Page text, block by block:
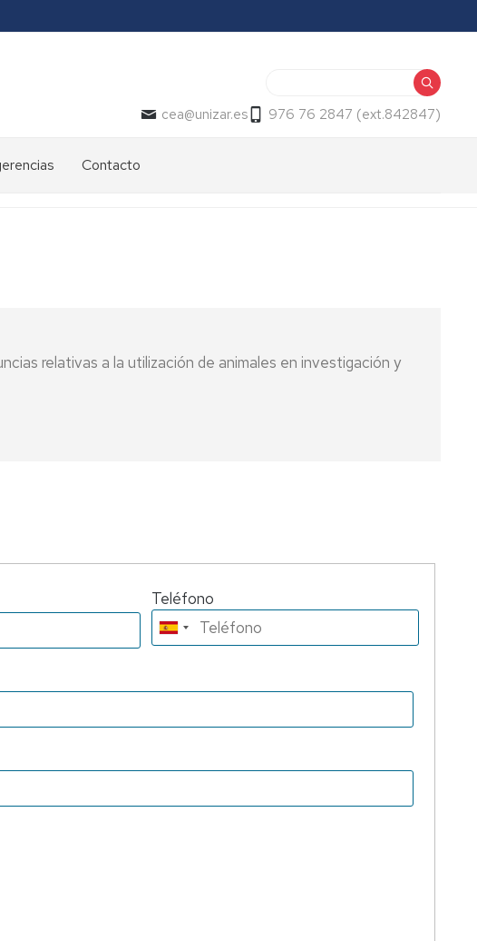
cea@unizar.es 976 76 2847 (ext.842847)
Contacto
relativas a la utilización de animales en investigación y
Teléfono